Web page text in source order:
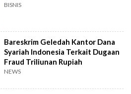
BISNIS
Bareskrim Geledah Kantor Dana
Syariah Indonesia Terkait Dugaan
Fraud Triliunan Rupiah
NEWS